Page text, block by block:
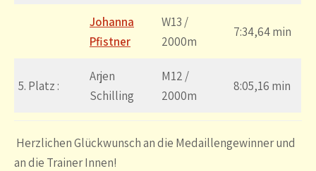
Johanna
Pfistner
W13 /
2000m
7:34,64 min
5. Platz :
Arjen
Schilling
M12 /
2000m
8:05,16 min
Herzlichen Glückwunsch an die Medaillengewinner und
an die Trainer Innen!